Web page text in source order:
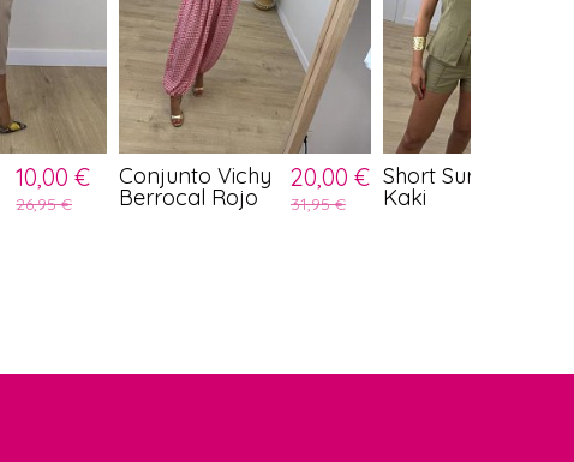
10,00 €
26,95 €
Conjunto Vichy
Berrocal Rojo
20,00 €
31,95 €
Short Sur
Kaki